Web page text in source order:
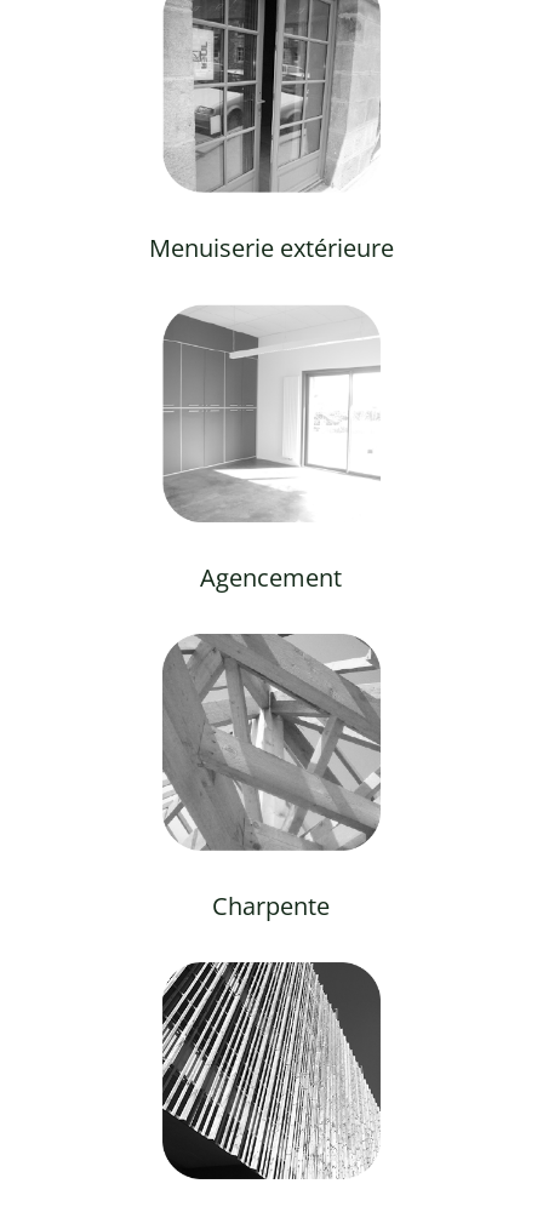
Menuiserie extérieure
Agencement
Charpente